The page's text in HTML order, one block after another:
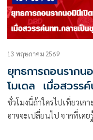
13 พฤษภาคม 2569
ยุทธการถอนราก
โมเดล เมื่อสวรรค์นทท.กลายเป็นขุมทรัพย์
ต่างชาติ
ชั่วโมงนี้ถ้าใครไปเที่ยวเก
อาจจะเปลี่ยนไป จากที่เค